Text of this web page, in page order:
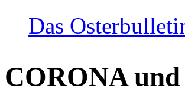
Das
CORONA und